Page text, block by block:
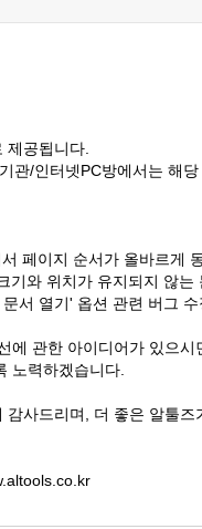
제공됩니다.
관/인터넷PC방에서는 해
페이지 순서가 올바르게
기와 위치가 유지되지 않는
서 열기' 옵션 관련 버그 수
에 관한 아이디어가 있으
노력하겠습니다.
사드리며, 더 좋은 알툴